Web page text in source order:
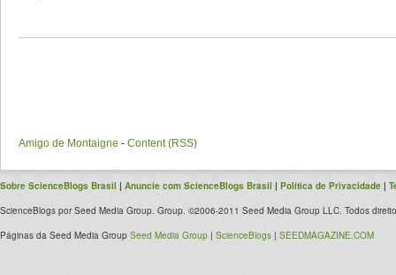
Amigo de Montaigne - Content (RSS)
Sobre ScienceBlogs Brasil | Anuncie com ScienceBlogs Brasil | Política de Privacidade |
ScienceBlogs por Seed Media Group. Group. ©2006-2011 Seed Media Group LLC. Todos
Páginas da Seed Media Group Seed Media Group | ScienceBlogs | SEEDMAGAZINE.COM